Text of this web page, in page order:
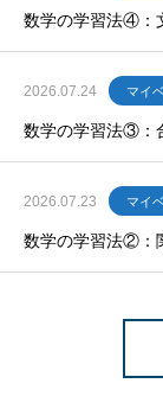
数学の学習法④：
2026.07.24 マイ
数学の学習法③：
2026.07.23 マイ
数学の学習法②：